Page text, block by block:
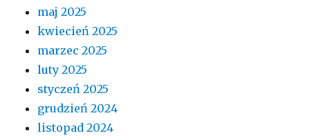
maj 2025
kwiecień 2025
marzec 2025
luty 2025
styczeń 2025
grudzień 2024
listopad 2024